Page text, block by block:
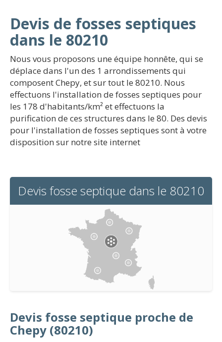
Devis de fosses septiques
dans le 80210
Nous vous proposons une équipe honnête, qui se
déplace dans l'un des 1 arrondissements qui
composent Chepy, et sur tout le 80210. Nous
effectuons l'installation de fosses septiques pour
les 178 d'habitants/km² et effectuons la
purification de ces structures dans le 80. Des devis
pour l'installation de fosses septiques sont à votre
disposition sur notre site internet
Devis fosse septique dans le 80210
Devis fosse septique proche de
Chepy (80210)